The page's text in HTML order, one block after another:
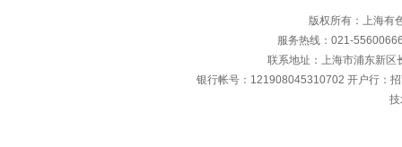
版权所有：上海
服务热线：021-
联系地址：上海市浦东新
银行帐号：121908045310702 开户行：